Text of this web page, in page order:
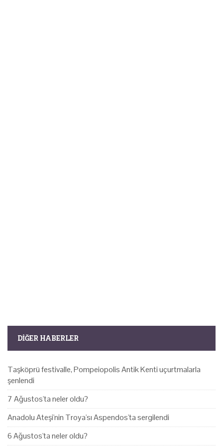
DIĞER HABERLER
Taşköprü festivalle, Pompeiopolis Antik Kenti uçurtmalarla
şenlendi
7 Ağustos'ta neler oldu?
Anadolu Ateşi'nin Troya'sı Aspendos'ta sergilendi
6 Ağustos'ta neler oldu?